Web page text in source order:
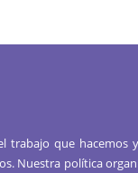
trabajo que hacemos
Nuestra política